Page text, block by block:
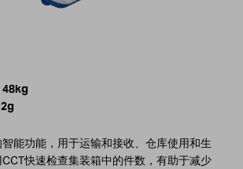
能功能，用于运输和接收、仓库使用和生
快速检查集装箱中的件数，有助于减少